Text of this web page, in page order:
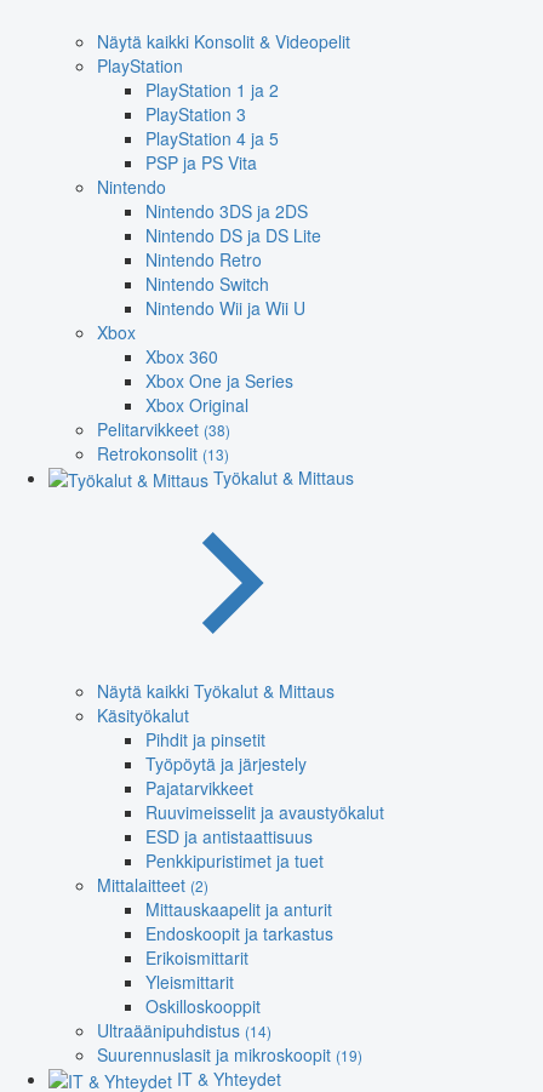
Näytä kaikki Konsolit & Videopelit
PlayStation
PlayStation 1 ja 2
PlayStation 3
PlayStation 4 ja 5
PSP ja PS Vita
Nintendo
Nintendo 3DS ja 2DS
Nintendo DS ja DS Lite
Nintendo Retro
Nintendo Switch
Nintendo Wii ja Wii U
Xbox
Xbox 360
Xbox One ja Series
Xbox Original
Pelitarvikkeet (38)
Retrokonsolit (13)
Työkalut & Mittaus
Näytä kaikki Työkalut & Mittaus
Käsityökalut
Pihdit ja pinsetit
Työpöytä ja järjestely
Pajatarvikkeet
Ruuvimeisselit ja avaustyökalut
ESD ja antistaattisuus
Penkkipuristimet ja tuet
Mittalaitteet (2)
Mittauskaapelit ja anturit
Endoskoopit ja tarkastus
Erikoismittarit
Yleismittarit
Oskilloskooppit
Ultraäänipuhdistus (14)
Suurennuslasit ja mikroskoopit (19)
IT & Yhteydet